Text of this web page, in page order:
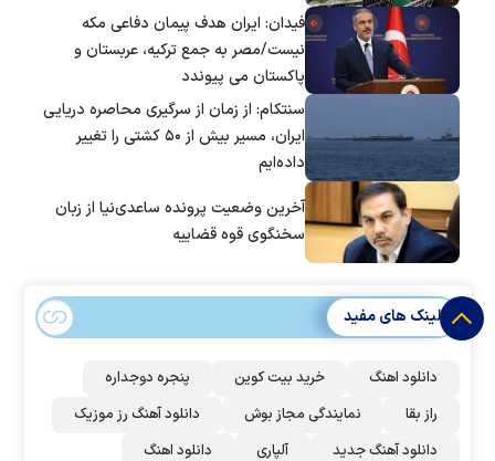
فیدان: ایران هدف پیمان دفاعی مکه
نیست/مصر به جمع ترکیه، عربستان و
پاکستان می پیوندد
سنتکام: از زمان از سرگیری محاصره دریایی
ایران، مسیر بیش از ۵۰ کشتی را تغییر
داده‌ایم
آخرین وضعیت پرونده ساعدی‌نیا از زبان
سخنگوی قوه قضاییه
لینک های مفید
دانلود اهنگ خرید بیت کوین
پنجره دوجداره
راز بقا
نمایندگی مجاز بوش
دانلود آهنگ رز‌ موزیک
دانلود آهنگ جدید
آلپاری دانلود اهنگ